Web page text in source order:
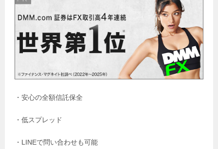
・安心の全額信託保全
・低スプレッド
・LINEで問い合わせも可能